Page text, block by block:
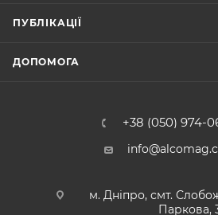
ПУБЛІКАЦІЇ
ДОПОМОГА
+38 (050) 974-
м. Дніпро, смт.
Паркова,